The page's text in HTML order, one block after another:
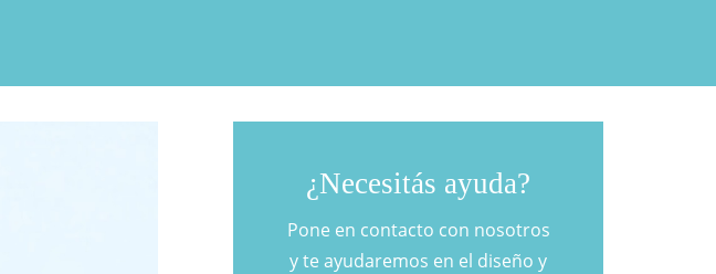
¿Necesitás ayuda?
Pone en contacto con nosotros
y te ayudaremos en el diseño y